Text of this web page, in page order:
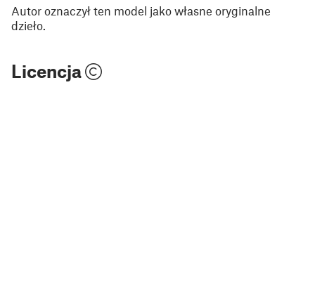
Autor oznaczył ten model jako własne oryginalne
dzieło.
Licencja